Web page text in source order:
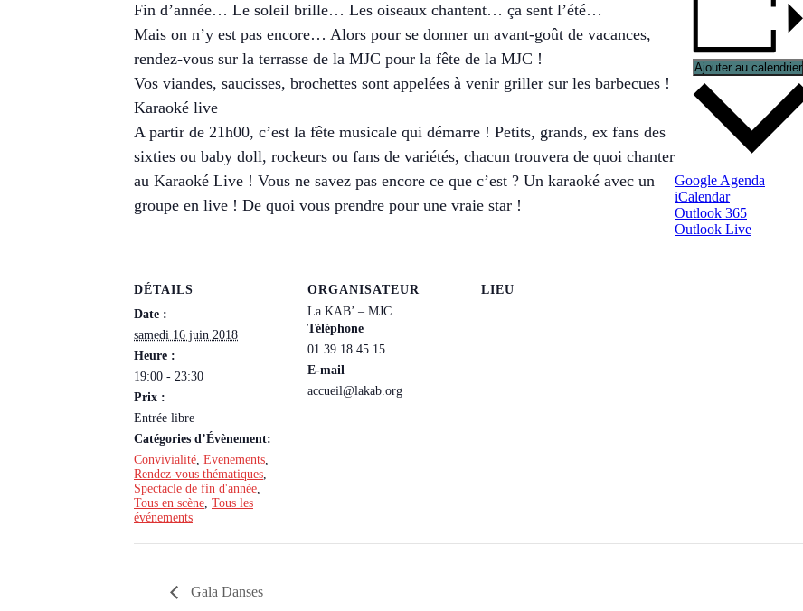
Fin d’année… Le soleil brille… Les oiseaux chantent… ça sent l’été…
Mais on n’y est pas encore… Alors pour se donner un avant-goût de vacances,
rendez-vous sur la terrasse de la MJC pour la fête de la MJC !
Vos viandes, saucisses, brochettes sont appelées à venir griller sur les barbecues !
Karaoké live
A partir de 21h00, c’est la fête musicale qui démarre ! Petits, grands, ex fans des
sixties ou baby doll, rockeurs ou fans de variétés, chacun trouvera de quoi chanter
au Karaoké Live ! Vous ne savez pas encore ce que c’est ? Un karaoké avec un
groupe en live ! De quoi vous prendre pour une vraie star !
Ajouter au calendrier
Google Agenda
iCalendar
Outlook 365
Outlook Live
DÉTAILS
Date :
samedi 16 juin 2018
Heure :
19:00 - 23:30
Prix :
Entrée libre
Catégories d’Évènement:
Convivialité Evenements
Rendez-vous thématiques
Spectacle de fin d'année
Tous en scène Tous les
événements
ORGANISATEUR
La KAB’ – MJC
Téléphone
01.39.18.45.15
E-mail
accueil@lakab.org
LIEU
Gala Danses